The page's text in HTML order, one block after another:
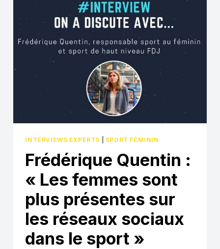
ONT
LA
CAPACITÉ
MOBILISER
RÉUSSIR
UNE
CAMPAGNE
SOCIAL
SPONSORING »
INTERVIEWS EXPERTS SPORT FÉMININ
Frédérique Quentin :
« Les femmes sont
plus présentes sur
les réseaux sociaux
dans le sport »